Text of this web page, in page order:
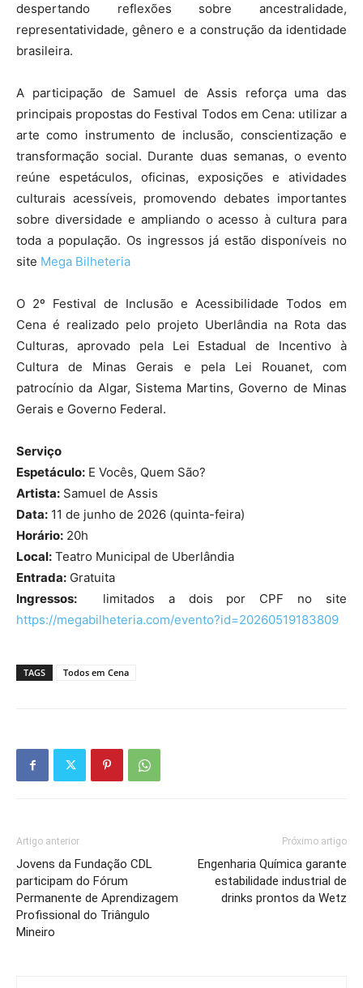
despertando reflexões sobre ancestralidade,
representatividade, gênero e a construção da identidade
brasileira.
A participação de Samuel de Assis reforça uma das
principais propostas do Festival Todos em Cena: utilizar a
arte como instrumento de inclusão, conscientização e
transformação social. Durante duas semanas, o evento
reúne espetáculos, oficinas, exposições e atividades
culturais acessíveis, promovendo debates importantes
sobre diversidade e ampliando o acesso à cultura para
toda a população. Os ingressos já estão disponíveis no
site Mega Bilheteria
O 2º Festival de Inclusão e Acessibilidade Todos em
Cena é realizado pelo projeto Uberlândia na Rota das
Culturas, aprovado pela Lei Estadual de Incentivo à
Cultura de Minas Gerais e pela Lei Rouanet, com
patrocínio da Algar, Sistema Martins, Governo de Minas
Gerais e Governo Federal.
Serviço
Espetáculo: E Vocês, Quem São?
Artista: Samuel de Assis
Data: 11 de junho de 2026 (quinta-feira)
Horário: 20h
Local: Teatro Municipal de Uberlândia
Entrada: Gratuita
Ingressos: limitados a dois por CPF no site
https://megabilheteria.com/evento?id=20260519183809
TAGS Todos em Cena
Artigo anterior
Jovens da Fundação CDL
participam do Fórum
Permanente de Aprendizagem
Profissional do Triângulo
Mineiro
Próximo artigo
Engenharia Química garante
estabilidade industrial de
drinks prontos da Wetz